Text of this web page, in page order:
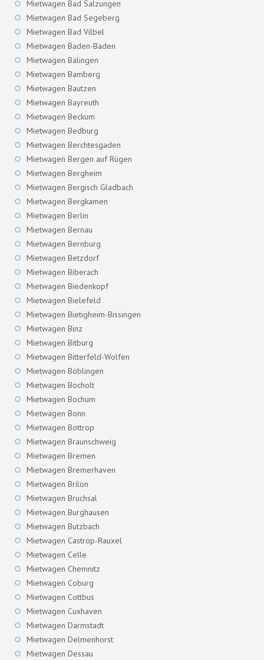
Mietwagen Bad Salzungen
Mietwagen Bad Segeberg
Mietwagen Bad Vilbel
Mietwagen Baden-Baden
Mietwagen Balingen
Mietwagen Bamberg
Mietwagen Bautzen
Mietwagen Bayreuth
Mietwagen Beckum
Mietwagen Bedburg
Mietwagen Berchtesgaden
Mietwagen Bergen auf Rügen
Mietwagen Bergheim
Mietwagen Bergisch Gladbach
Mietwagen Bergkamen
Mietwagen Berlin
Mietwagen Bernau
Mietwagen Bernburg
Mietwagen Betzdorf
Mietwagen Biberach
Mietwagen Biedenkopf
Mietwagen Bielefeld
Mietwagen Bietigheim-Bissingen
Mietwagen Binz
Mietwagen Bitburg
Mietwagen Bitterfeld-Wolfen
Mietwagen Böblingen
Mietwagen Bocholt
Mietwagen Bochum
Mietwagen Bonn
Mietwagen Bottrop
Mietwagen Braunschweig
Mietwagen Bremen
Mietwagen Bremerhaven
Mietwagen Brilon
Mietwagen Bruchsal
Mietwagen Burghausen
Mietwagen Butzbach
Mietwagen Castrop-Rauxel
Mietwagen Celle
Mietwagen Chemnitz
Mietwagen Coburg
Mietwagen Cottbus
Mietwagen Cuxhaven
Mietwagen Darmstadt
Mietwagen Delmenhorst
Mietwagen Dessau